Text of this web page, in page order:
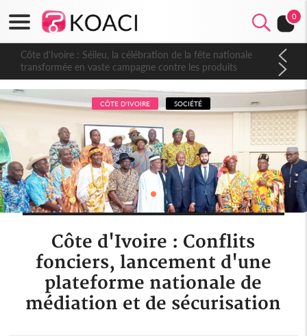
0
Côte d'Ivoire : Séileu, la célébration de la fête nationale
transformée en vaste campagne contre les produits
dépigmentants dangereux
CÔTE D'IVOIRE SOCIÉTÉ
Côte d'Ivoire : Conflits
fonciers, lancement d'une
plateforme nationale de
médiation et de sécurisation